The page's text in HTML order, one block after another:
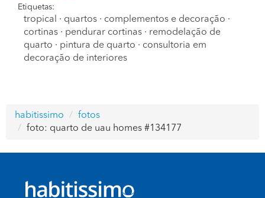
Etiquetas:
tropical · quartos · complementos e decoração ·
cortinas · pendurar cortinas · remodelação de
quarto · pintura de quarto · consultoria em
decoração de interiores
habitissimo
fotos
foto: quarto de uau homes #134177